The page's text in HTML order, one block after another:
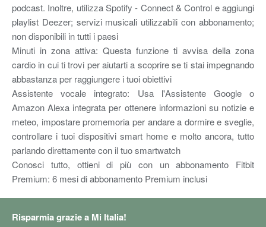
podcast. Inoltre, utilizza Spotify - Connect & Control e aggiungi
playlist Deezer; servizi musicali utilizzabili con abbonamento;
non disponibili in tutti i paesi
Minuti in zona attiva: Questa funzione ti avvisa della zona
cardio in cui ti trovi per aiutarti a scoprire se ti stai impegnando
abbastanza per raggiungere i tuoi obiettivi
Assistente vocale integrato: Usa l'Assistente Google o
Amazon Alexa integrata per ottenere informazioni su notizie e
meteo, impostare promemoria per andare a dormire e sveglie,
controllare i tuoi dispositivi smart home e molto ancora, tutto
parlando direttamente con il tuo smartwatch
Conosci tutto, ottieni di più con un abbonamento Fitbit
Premium: 6 mesi di abbonamento Premium inclusi
Risparmia grazie a Mi Italia!